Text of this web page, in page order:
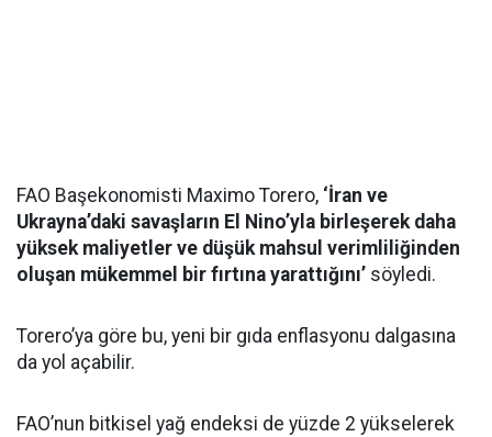
FAO Başekonomisti Maximo Torero, ‘İran ve
Ukrayna’daki savaşların El Nino’yla birleşerek daha
yüksek maliyetler ve düşük mahsul verimliliğinden
oluşan mükemmel bir fırtına yarattığını’ söyledi.
Torero’ya göre bu, yeni bir gıda enflasyonu dalgasına
da yol açabilir.
FAO’nun bitkisel yağ endeksi de yüzde 2 yükselerek